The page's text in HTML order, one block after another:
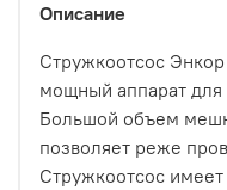
Описание
Стружкоотсос
мощный аппарат для
Большой объем
позволяет реже
Стружкоотсос имеет